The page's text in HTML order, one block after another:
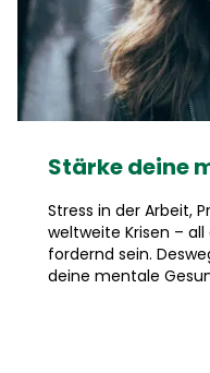
Stärke deine
Stress in der Arbeit,
weltweite Krisen –
fordernd sein.
deine mentale